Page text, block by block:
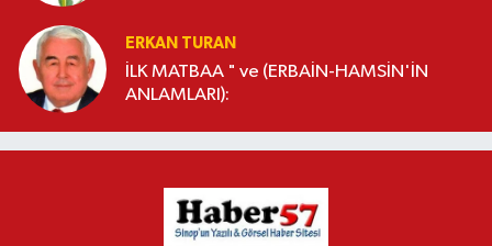
ERKAN TURAN
İLK MATBAA " ve (ERBAİN-HAMSİN'İN
ANLAMLARI):